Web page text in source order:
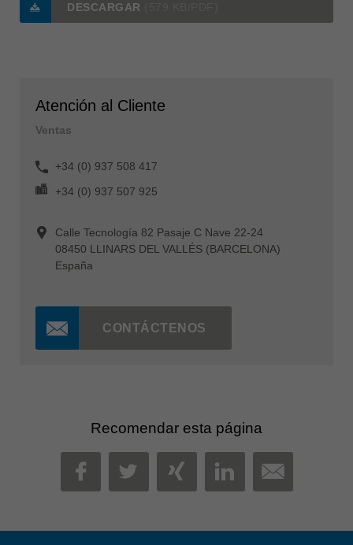
DESCARGAR
Atención al Cliente
Ventas
+34 (0) 937 508 417
+34 (0) 937 507 925
Calle Tecnología 82 Pasaje C Nave 22-24
08450 LLINARS DEL VALLÉS (BARCELONA)
España
CONTÁCTENOS
Recomendar esta página
FACEBOOK
TWITTER
XINGLINKEDIN
MAIL